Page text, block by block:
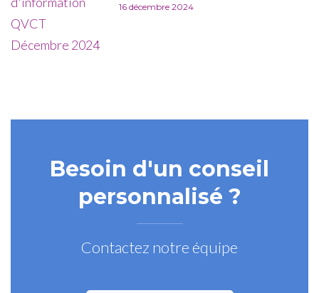
16 décembre 2024
Besoin d'un conseil
personnalisé ?
Contactez notre équipe